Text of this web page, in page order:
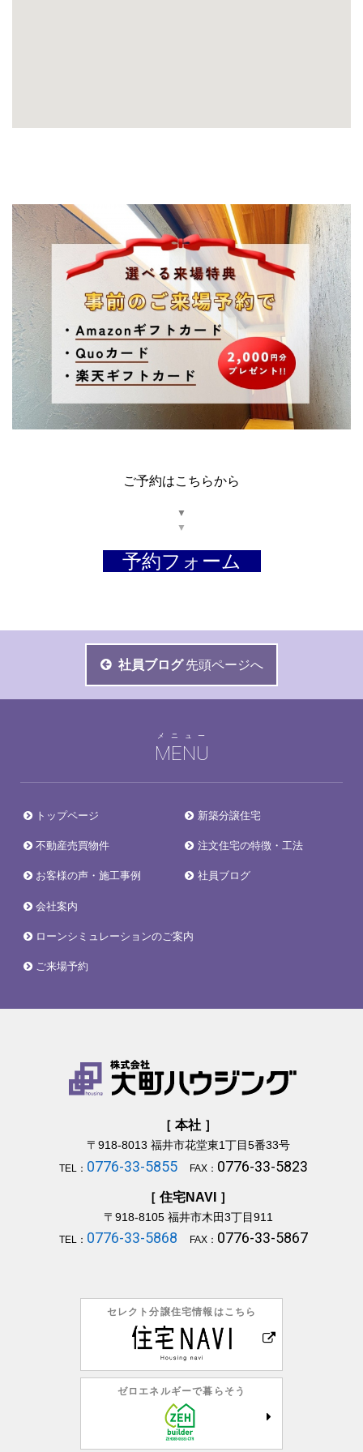
ご予約はこちらから
▼
▼
予約フォーム
社員ブログ 先頭ページへ
MENU
メニュー
トップページ 新築分譲住宅
不動産売買物件 注文住宅の特徴・工法
お客様の声・施工事例 社員ブログ
会社案内
ローンシミュレーションのご案内
ご来場予約
［ 本社 ］
〒918-8013 福井市花堂東1丁目5番33号
TEL： 0776-33-5855 FAX： 0776-33-5823
［ 住宅NAVI ］
〒918-8105福井市木田3丁目911
TEL： 0776-33-5868 FAX： 0776-33-5867
セレクト分譲住宅情報はこちら
ゼロエネルギーで暮らそう